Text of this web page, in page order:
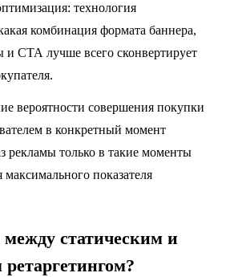
технология
комбинация формата баннера,
и СТА лучше всего сконвертирует
вероятности совершения покупки
в конкретный момент
рекламы только в такие моменты
показателя
статическим и